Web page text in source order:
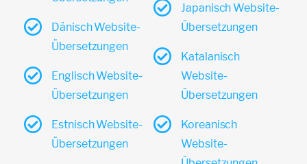
Dänisch Website-
Übersetzungen
Englisch Website-
Übersetzungen
Estnisch Website-
Übersetzungen
Japanisch Website-
Übersetzungen
Katalanisch
Website-
Übersetzungen
Koreanisch
Website-